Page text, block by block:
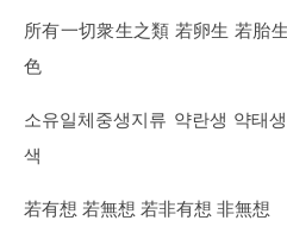
所有一切衆生之類 若卵生 若胎
色
소유일체중생지류 약란생 약태
색
若有想 若無想 若非有想 非無想